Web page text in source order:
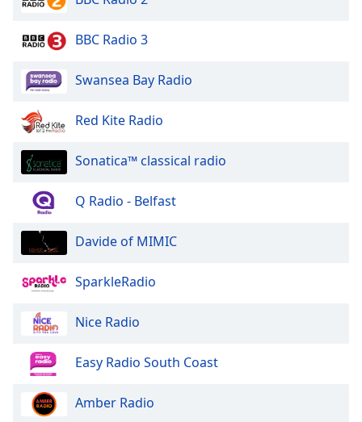
dialog
Escape
cancel
and
window.
Color
Opacity
Color
Opacity
BBC Radio 3
Swansea Bay Radio
Red Kite Radio
Sonatica™ classical radio
Q Radio - Belfast
Davide of MIMIC
SparkleRadio
Nice Radio
Easy Radio South Coast
Amber Radio